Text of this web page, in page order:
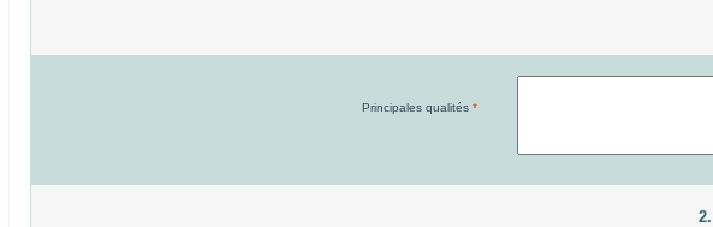
Principales qualités *